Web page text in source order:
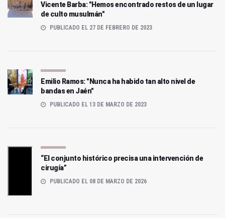
Vicente Barba: "Hemos encontrado restos de un lugar
de culto musulmán"
PUBLICADO EL 27 DE FEBRERO DE 2023
Emilio Ramos: "Nunca ha habido tan alto nivel de
bandas en Jaén"
PUBLICADO EL 13 DE MARZO DE 2023
“El conjunto histórico precisa una intervención de
cirugía”
PUBLICADO EL 08 DE MARZO DE 2026